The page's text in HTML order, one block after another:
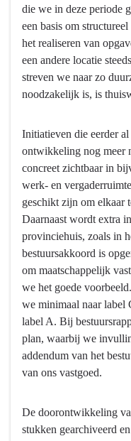
willen
we
bereiken?
Toekomstbestendige
bedrijfsvoering:
organisatie
die
klaar
voor
een
nieuwe
manier
van
werken,
ontmoeten
reizen,
passend
werkelijkheid’
die we in deze periode
een basis om
het realiseren van
een andere locatie
streven we naar zo
noodzakelijk is, is
Initiatieven die eerder
ontwikkeling nog meer
concreet zichtbaar in
werk- en
geschikt zijn om elkaar
Daarnaast wordt extra
provinciehuis, zoals in
bestuursakkoord is
om maatschappelijk
we het goede
we minimaal naar label
label A. Bij
plan, waarbij we
addendum van het
van ons vastgoed.
De doorontwikkeling
stukken gearchiveerd